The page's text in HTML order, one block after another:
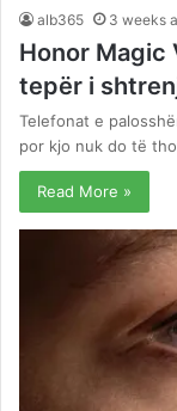
alb365 3 weeks
Honor Magic
tepër i
Telefonat e
por kjo nuk do të
Read More »